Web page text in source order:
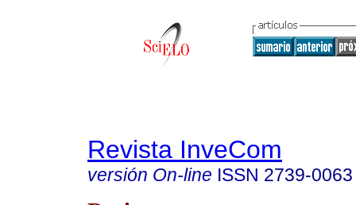
Revista InveCom
versión On-line ISSN 2739-0063